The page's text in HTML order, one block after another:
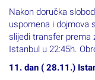
Nakon doručka
uspomena i dojmova
slijedi transfer prema
Istanbul u 22:45h.
11. dan ( 28.11.)